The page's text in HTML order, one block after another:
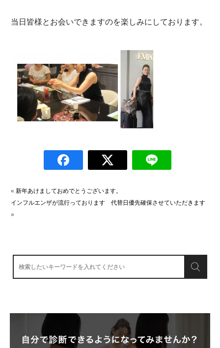
当日皆様とお会いできますのを楽しみにしております。
«新年あけましておめでとうございます。
インフルエンザが流行っております 代替日優先確保させていただきます
»